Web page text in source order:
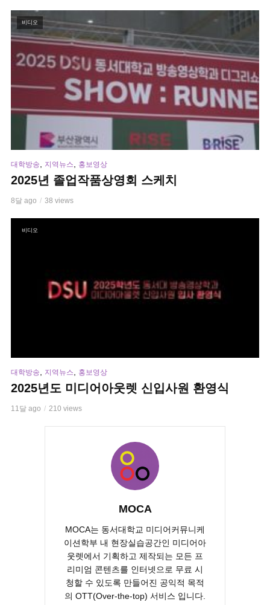
비디오
대학방송 지역뉴스 홍보영상
2025년 졸업작품상영회 스케치
8달 ago 38 views
비디오
대학방송 지역뉴스 홍보영상
2025년도 미디어아웃렛 신입사원 환영식
11달 ago 210 views
MOCA
MOCA는 동서대학교 미디어커뮤니케
이션학부 내 현장실습공간인 미디어아
웃렛에서 기획하고 제작되는 모든 프
리미엄 콘텐츠를 인터넷으로 무료 시
청할 수 있도록 만들어진 공익적 목적
의 OTT(Over-the-top) 서비스 입니다.